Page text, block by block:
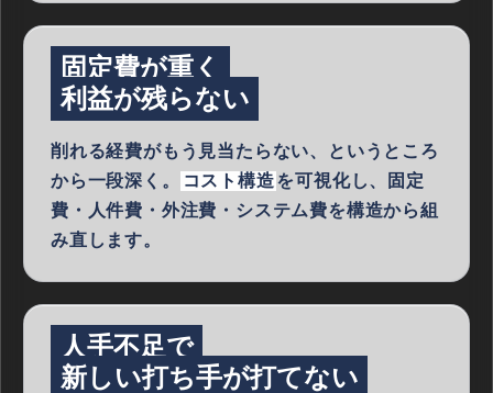
固定費が重く
利益が残らない
削れる経費がもう見当たらない、というところ
から一段深く。
コスト構造を可視化し、固定
費・人件費・外注費・システム費を構造から組
み直します。
人手不足で
新しい打ち手が打てない